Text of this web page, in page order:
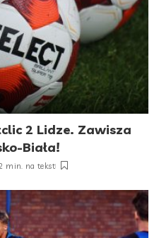
2 Lidze. Zawisza
Biała!
min. na tekst